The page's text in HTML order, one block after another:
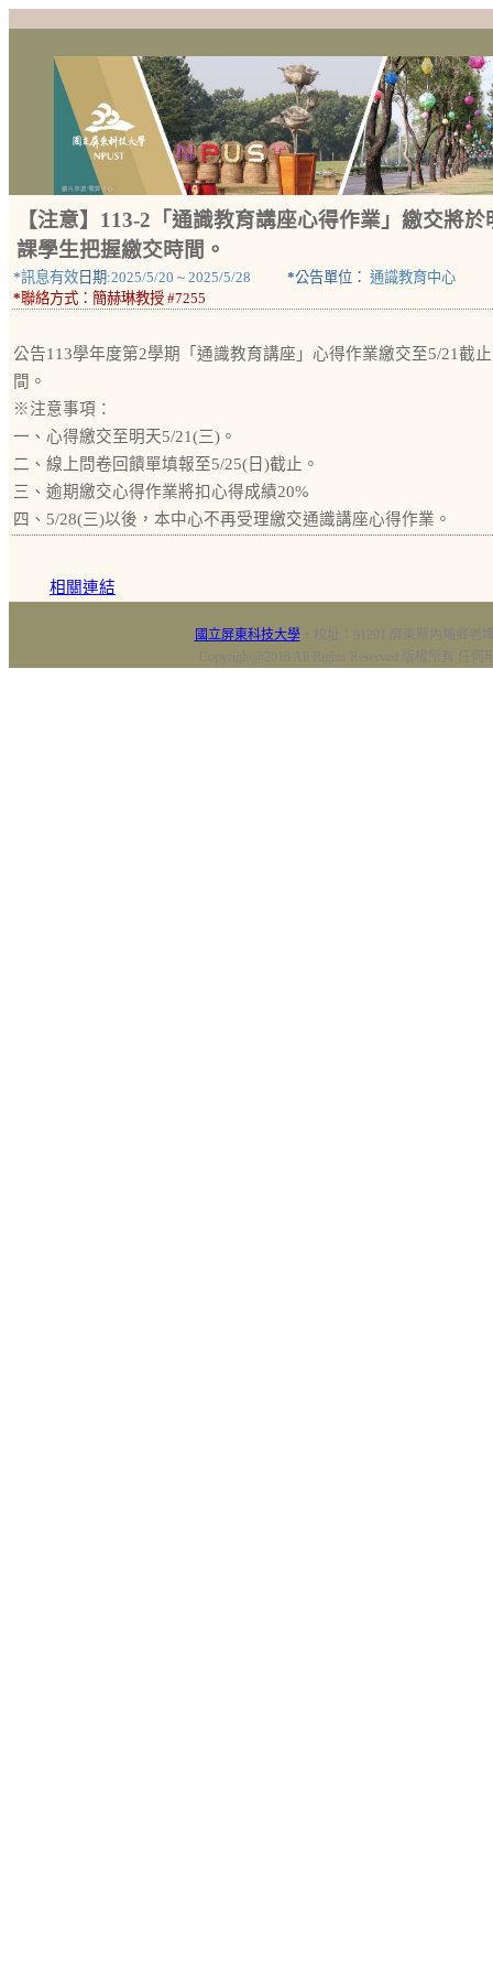
【注意】113-2「通識教育講座心得作業」繳交將
課學生把握繳交時間。
*訊息有效 日期:2025/5/20 ~ 2025/5/28 *公告單位： 通識教育中心
*聯絡方式： 簡赫琳教授 #7255
公告113學年度第2學期「通識教育講座」心得作業繳交至5/21截
間。
※注意事項：
一、心得繳交至明天5/21(三)。
二、線上問卷回饋單填報至5/25(日)截止。
三、逾期繳交心得作業將扣心得成績20%
四、5/28(三)以後，本中心不再受理繳交通識講座心得作業。
相關連結
國立屏東科技大學‧校址：91201 屏東縣內埔鄉老